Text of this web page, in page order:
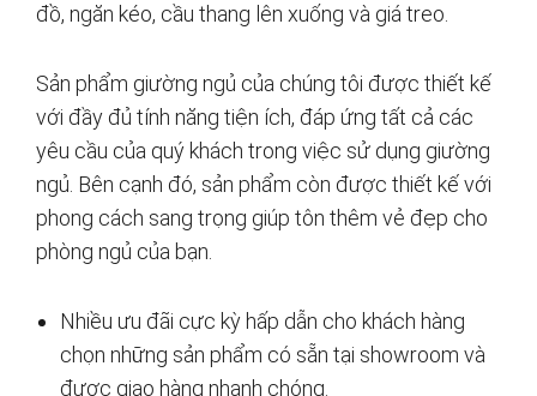
đồ, ngăn kéo, cầu thang lên xuống và giá treo.
Sản phẩm giường ngủ của chúng tôi được thiết kế
với đầy đủ tính năng tiện ích, đáp ứng tất cả các
yêu cầu của quý khách trong việc sử dụng giường
ngủ. Bên cạnh đó, sản phẩm còn được thiết kế với
phong cách sang trọng giúp tôn thêm vẻ đẹp cho
phòng ngủ của bạn.
Nhiều ưu đãi cực kỳ hấp dẫn cho khách hàng
chọn những sản phẩm có sẵn tại showroom và
được giao hàng nhanh chóng.